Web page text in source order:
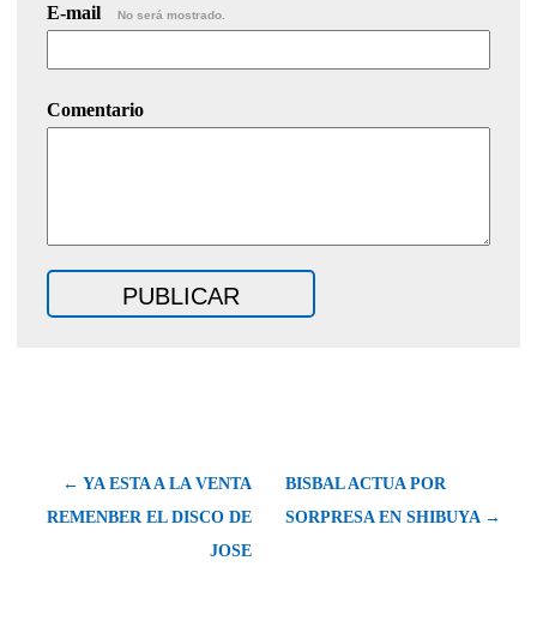
E-mail No será mostrado.
Comentario
← YA ESTA A LA VENTA
REMENBER EL DISCO DE
JOSE
BISBAL ACTUA POR
SORPRESA EN SHIBUYA →